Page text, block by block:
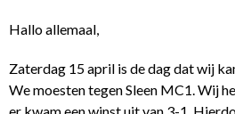
Hallo allemaal,
Zaterdag 15 april is de dag dat wij
We moesten tegen Sleen MC1. Wij
er kwam een winst uit van 3-1.